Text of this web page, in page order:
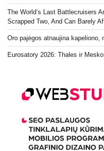
The World’s Last Battlecruisers
Scrapped Two, And Can Barely
Oro pajėgos atnaujina
Eurosatory 2026: Thales ir